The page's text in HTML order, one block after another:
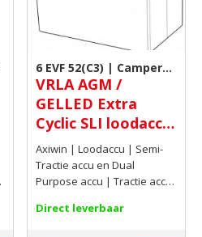
6 EVF 52(C3) | Camper
accu
VRLA AGM /
GELLED Extra
Cyclic SLI loodaccu
12V 52Ah(C3) /
62Ah(C20)
Axiwin | Loodaccu | Semi-
Tractie accu en Dual
Purpose accu | Tractie accu
/ 62Ah(C20)
Direct leverbaar